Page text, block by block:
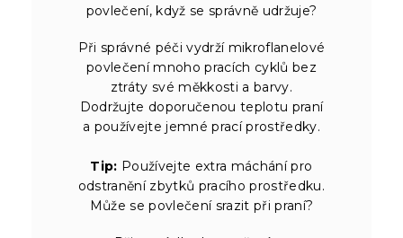
povlečení, když se správně udržuje?
Při správné péči vydrží mikroflanelové
povlečení mnoho pracích cyklů bez
ztráty své měkkosti a barvy.
Dodržujte doporučenou teplotu praní
a používejte jemné prací prostředky.
Tip: Používejte extra máchání pro
odstranění zbytků pracího prostředku.
Může se povlečení srazit při praní?